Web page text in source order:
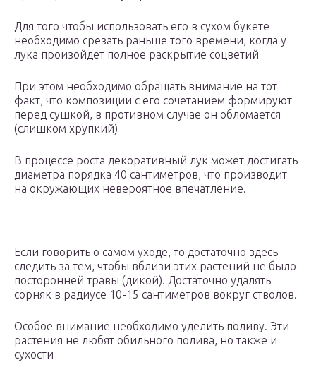
Для того чтобы использовать его в сухом букете
необходимо срезать раньше того времени, когда у
лука произойдет полное раскрытие соцветий
При этом необходимо обращать внимание на тот
факт, что композиции с его сочетанием формируют
перед сушкой, в противном случае он обломается
(слишком хрупкий)
В процессе роста декоративный лук может достигать
диаметра порядка 40 сантиметров, что производит
на окружающих невероятное впечатление.
Если говорить о самом уходе, то достаточно здесь
следить за тем, чтобы вблизи этих растений не было
посторонней травы (дикой). Достаточно удалять
сорняк в радиусе 10-15 сантиметров вокруг стволов.
Особое внимание необходимо уделить поливу. Эти
растения не любят обильного полива, но также и
сухости